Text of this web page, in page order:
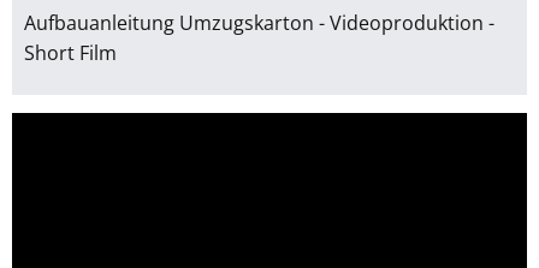
Aufbauanleitung Umzugskarton - Videoproduktion -
Short Film